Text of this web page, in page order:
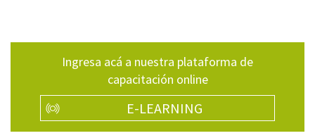
Ingresa acá a nuestra plataforma de
capacitación online
E-LEARNING